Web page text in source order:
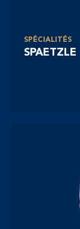
SPÉCIALITÉS
SPAETZLE